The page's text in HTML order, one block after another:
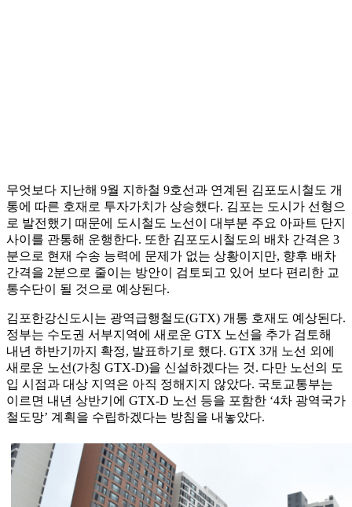
무엇보다 지난해 9월 지하철 9호선과 연계된 김포도시철도 개
통에 따른 호재로 투자가치가 상승했다. 김포는 도시가 선형으
로 발전했기 때문에 도시철도 노선이 대부분 주요 아파트 단지
사이를 관통해 운행한다. 또한 김포도시철도의 배차 간격은 3
분으로 현재 수송 능력에 문제가 없는 상황이지만, 향후 배차
간격을 2분으로 줄이는 방안이 검토되고 있어 보다 편리한 교
통수단이 될 것으로 예상된다.
김포한강신도시는 광역급행철도(GTX) 개통 호재도 예상된다.
정부는 수도권 서부지역에 새로운 GTX 노선을 추가 검토해
내년 하반기까지 확정, 발표하기로 했다. GTX 3개 노선 외에
새로운 노선(가칭 GTX-D)을 신설하겠다는 것. 다만 노선의 도
입 시점과 대상 지역은 아직 정해지지 않았다. 국토교통부는
이르면 내년 상반기에 GTX-D 노선 등을 포함한 ‘4차 광역국가
철도망’ 계획을 수립하겠다는 방침을 내놓았다.